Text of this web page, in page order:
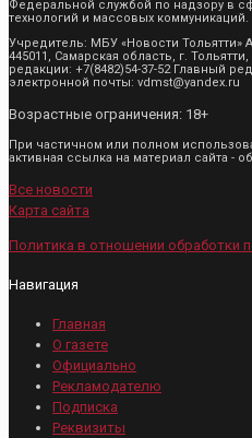
Федеральной службой по надзору в
технологий и массовых коммуникаций.
Учредитель: МБУ «Новости Тольятти»
445011, Самарская область, г.
редакции: +7(8482)54-37-52 Главный
электронной почты: vdmst@yandex.ru
Возрастные ограничения: 18+
При частичном или полном
активная ссылка на материал сайта -
Все новости
Карта сайта
Политика в отношении обработки
Навигация
Главная
О газете
Официально
Рекламодателю
Подписка
Реквизиты